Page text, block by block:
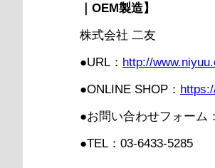
｜OEM製造】
株式会社 二友
●URL： http://
●ONLINE SHOP：
●お問い合わせフォーム：
●TEL：03-6433-5285